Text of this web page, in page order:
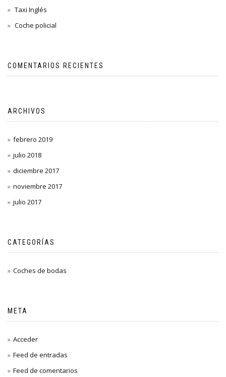
Taxi Inglés
Coche policial
COMENTARIOS RECIENTES
ARCHIVOS
febrero 2019
julio 2018
diciembre 2017
noviembre 2017
julio 2017
CATEGORÍAS
Coches de bodas
META
Acceder
Feed de entradas
Feed de comentarios